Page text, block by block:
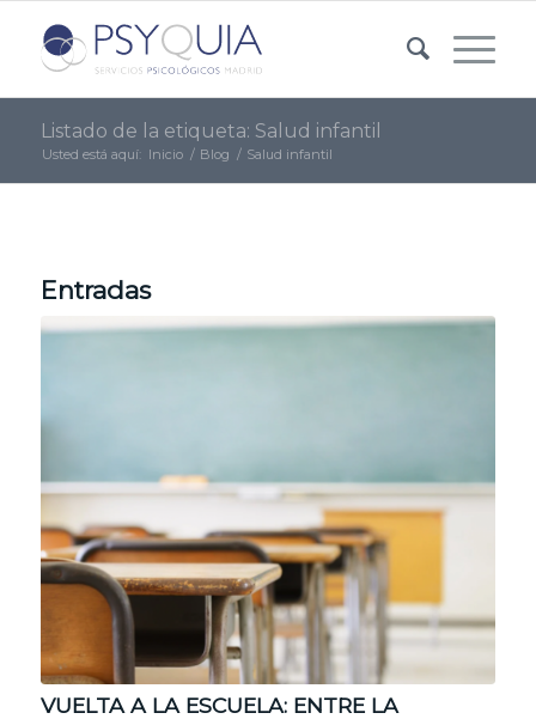
Listado de la etiqueta: Salud infantil
Usted está aquí: Inicio / Blog / Salud infantil
Entradas
VUELTA A LA ESCUELA: ENTRE LA